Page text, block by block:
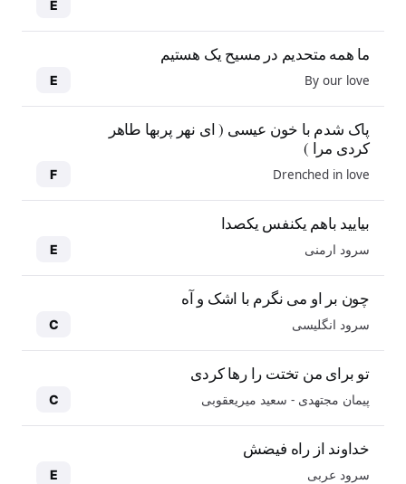
E
ما همه متحدیم در مسیح یک هستیم
By our love
E
پاک شدم با خون عیسی ( ای نهر پربها طاهر
کردی مرا )
Drenched in love
F
بیایید باهم یکنفس یکصدا
سرود ارمنی E
چون بر او می نگرم با اشک و آه
سرود انگلیسی C
تو برای من تختت را رها کردی
پیمان مجتهدی - سعید میریعقوبی C
خداوند از راه فیضش
سرود عربی E